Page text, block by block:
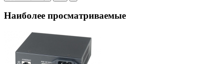
Наиболее просматриваемые